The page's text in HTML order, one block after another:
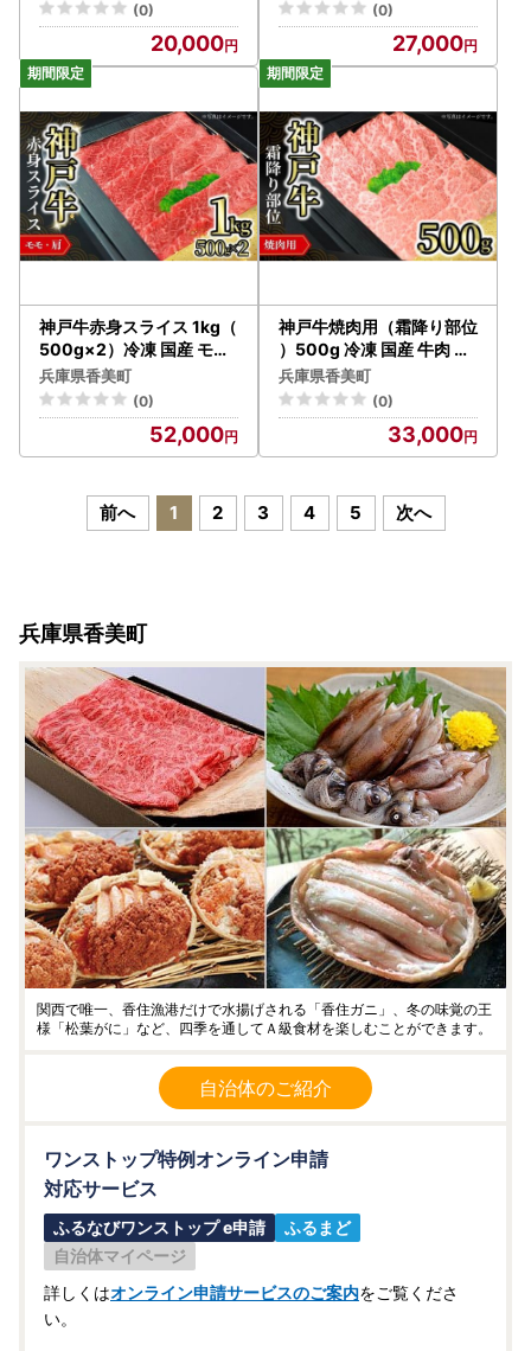
(0)
20,000
(0)
27,000
神戸牛赤身スライス 1kg（
500g×2）冷凍 国産 モモ
肩 しゃぶ 72-06
兵庫県香美町
(0)
52,000
神戸牛焼肉用（霜降り部位
）500g 冷凍 国産 牛肉 ビ
ーフ 72-09
兵庫県香美町
(0)
33,000
前へ 1 2 3 4 5 次へ
兵庫県香美町
関西で唯一、香住漁港だけで水揚げされる「香住ガニ」、冬の味覚の王
様「松葉がに」など、四季を通してＡ級食材を楽しむことができます。
自治体のご紹介
ワンストップ特例オンライン申請
対応サービス
ふるなびワンストップ e申請
ふるまど
自治体マイページ
詳しくはオンライン申請サービスのご案内をご覧くださ
い。